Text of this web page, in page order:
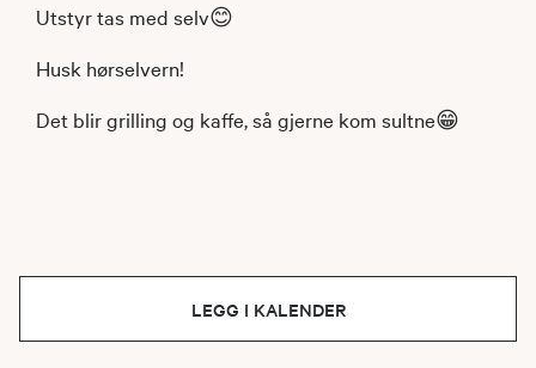
Utstyr tas med selv😊
Husk hørselvern!
Det blir grilling og kaffe, så gjerne kom sultne😁
LEGG I KALENDER